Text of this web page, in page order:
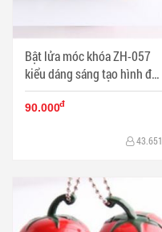
Bật lửa móc khóa ZH-057
kiểu dáng sáng tạo hình đôi
mắt huyền bí long lanh - Mã
SP: BL09288
90.000đ
43.651